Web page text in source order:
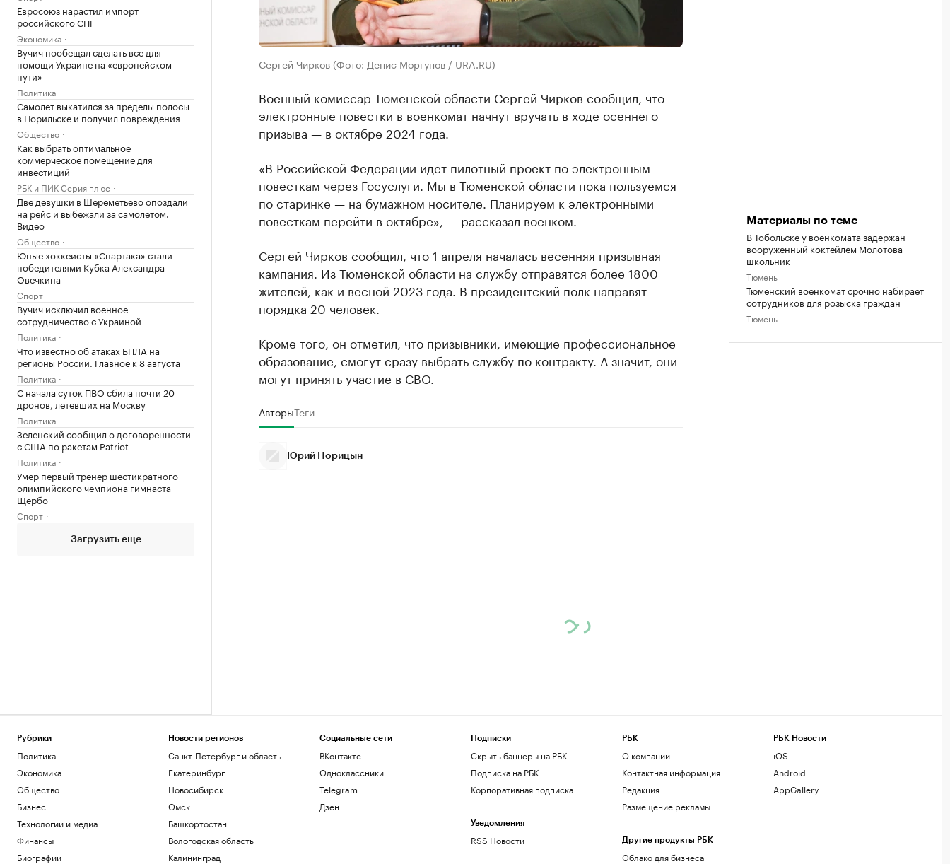
Евросоюз нарастил импорт
российского СПГ
Экономика
Вучич пообещал сделать все для
помощи Украине на «европейском
пути»
Политика
Самолет выкатился за пределы полосы
в Норильске и получил повреждения
Общество
Как выбрать оптимальное
коммерческое помещение для
инвестиций
РБК и ПИК Серия плюс
Две девушки в Шереметьево опоздали
на рейс и выбежали за самолетом.
Видео
Общество
Юные хоккеисты «Спартака» стали
победителями Кубка Александра
Овечкина
Спорт
Вучич исключил военное
сотрудничество с Украиной
Политика
Что известно об атаках БПЛА на
регионы России. Главное к 8 августа
Политика
С начала суток ПВО сбила почти 20
дронов, летевших на Москву
Политика
Зеленский сообщил о договоренности
с США по ракетам Patriot
Политика
Умер первый тренер шестикратного
олимпийского чемпиона гимнаста
Щербо
Спорт
Загрузить еще
Сергей Чирков (Фото: Денис Моргунов / URA.RU)
Военный комиссар Тюменской области Сергей Чирков сообщил, что
электронные повестки в военкомат начнут вручать в ходе осеннего
призыва — в октябре 2024 года.
«В Российской Федерации идет пилотный проект по электронным
повесткам через Госуслуги. Мы в Тюменской области пока пользуемся
по старинке — на бумажном носителе. Планируем к электронными
повесткам перейти в октябре», — рассказал военком.
Сергей Чирков сообщил, что 1 апреля началась весенняя призывная
кампания. Из Тюменской области на службу отправятся более 1800
жителей, как и весной 2023 года. В президентский полк направят
порядка 20 человек.
Кроме того, он отметил, что призывники, имеющие профессиональное
образование, смогут сразу выбрать службу по контракту. А значит, они
могут принять участие в СВО.
АвторыТеги
Юрий Норицын
Материалы по теме
В Тобольске у военкомата задержан
вооруженный коктейлем Молотова
школьник
Тюмень
Тюменский военкомат срочно набирает
сотрудников для розыска граждан
Тюмень
Рубрики
Политика
Экономика
Общество
Бизнес
Технологии и медиа
Финансы
Биографии
Новости регионов
Санкт-Петербург и область
Екатеринбург
Новосибирск
Омск
Башкортостан
Вологодская область
Калининград
Социальные сети
ВКонтакте
Одноклассники
Telegram
Дзен
Подписки
Скрыть баннеры на РБК
Подписка на РБК
Корпоративная подписка
Уведомления
RSS Новости
РБК
О компании
Контактная информация
Редакция
Размещение рекламы
Другие продукты РБК
Облако для бизнеса
РБК Новости
iOS
Android
AppGallery